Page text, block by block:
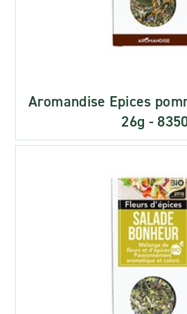
Aromandise Epices
26g -